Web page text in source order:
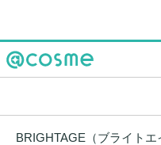
BRIGHTAGE（ブライトエ